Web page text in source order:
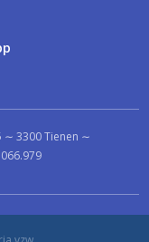
∼ 3300 Tienen ∼